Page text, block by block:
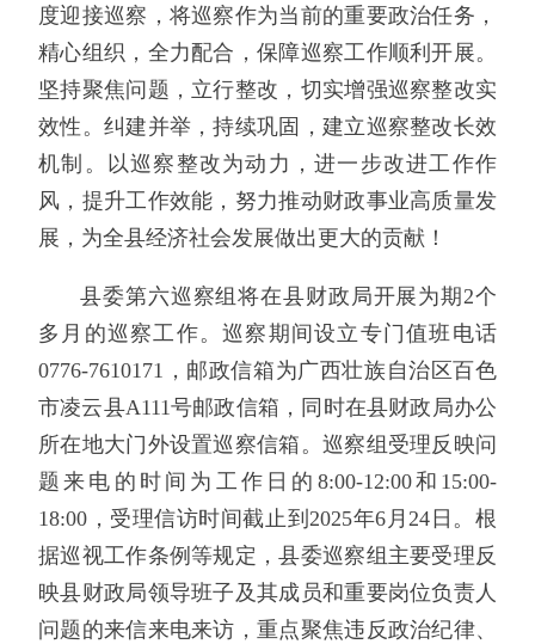
度迎接巡察，将巡察作为当前的重要政治任务，
精心组织，全力配合，保障巡察工作顺利开展。
坚持聚焦问题，立行整改，切实增强巡察整改实
效性。纠建并举，持续巩固，建立巡察整改长效
机制。以巡察整改为动力，进一步改进工作作
风，提升工作效能，努力推动财政事业高质量发
展，为全县经济社会发展做出更大的贡献！
县委第六巡察组将在县财政局开展为期2个
多月的巡察工作。巡察期间设立专门值班电话
0776-7610171，邮政信箱为广西壮族自治区百色
市凌云县A111号邮政信箱，同时在县财政局办公
所在地大门外设置巡察信箱。巡察组受理反映问
题来电的时间为工作日的8:00-12:00和15:00-
18:00，受理信访时间截止到2025年6月24日。根
据巡视工作条例等规定，县委巡察组主要受理反
映县财政局领导班子及其成员和重要岗位负责人
问题的来信来电来访，重点聚焦违反政治纪律、